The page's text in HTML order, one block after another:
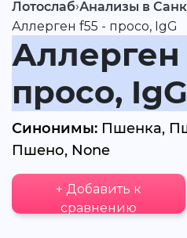
Лотослаб›Анализы в
Аллерген f55 - просо, IgG
Аллерген
просо, IgG
Синонимы: Пшенка,
Пшено, None
+ Добавить к
сравнению